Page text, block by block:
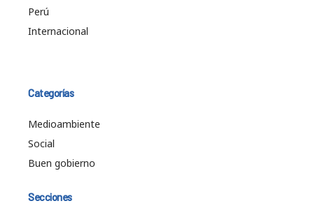
Perú
Internacional
Categorías
Medioambiente
Social
Buen gobierno
Secciones